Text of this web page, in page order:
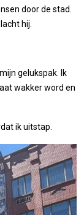
door de stad.
hij.
gelukspak. Ik
wakker word en
ik uitstap.